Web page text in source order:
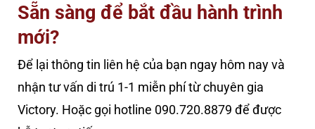
Sẵn sàng để bắt đầu hành trình
mới?
Để lại thông tin liên hệ của bạn ngay hôm nay và
nhận tư vấn di trú 1-1 miễn phí từ chuyên gia
Victory. Hoặc gọi hotline 090.720.8879 để được